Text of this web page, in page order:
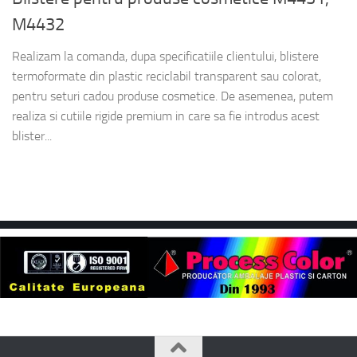
M4432
Realizam la comanda, dupa specificatiile clientului, blistere
termoformate din plastic reciclabil transparent sau colorat,
pentru seturi cadou produse cosmetice. De asemenea, putem
realiza si cutiile rigide premium in care sa fie introdus acest
blister...